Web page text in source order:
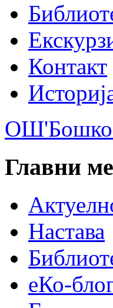
Контакт
ОШ'Бошко
Главни
Настава
еКо-